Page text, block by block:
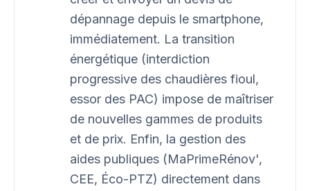
dépannage depuis le smartphone,
immédiatement. La transition
énergétique (interdiction
progressive des chaudières fioul,
essor des PAC) impose de maîtriser
de nouvelles gammes de produits
et de prix. Enfin, la gestion des
aides publiques (MaPrimeRénov',
CEE, Éco-PTZ) directement dans